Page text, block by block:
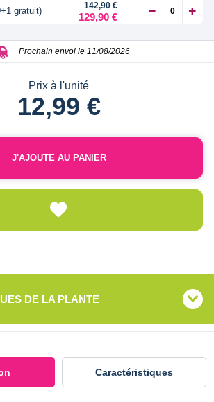
gratuit) 142,90 €
129,90 €
Prochain envoi le 11/08/2026
Prix à l'unité
12,99 €
J'AJOUTE AU PANIER
DE LA PLANTE
Caractéristiques